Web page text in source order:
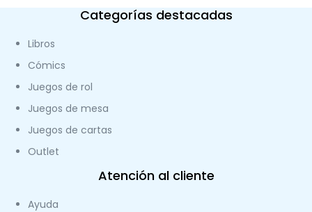
Categorías destacadas
Libros
Cómics
Juegos de rol
Juegos de mesa
Juegos de cartas
Outlet
Atención al cliente
Ayuda